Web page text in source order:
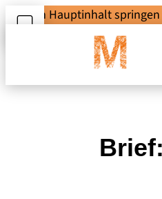
Zum Hauptinhalt springen